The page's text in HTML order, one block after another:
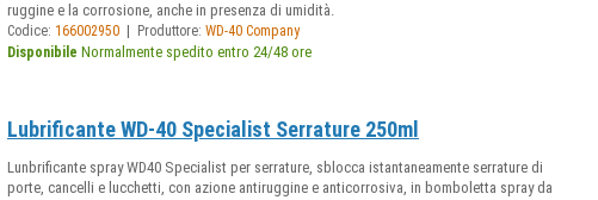
ruggine e la corrosione, anche in presenza di umidità.
Codice: 166002950 | Produttore:WD-40 Company
Disponibile Normalmente spedito entro 24/48 ore
Lubrificante WD-40 Specialist Serrature 250ml
Lunbrificante spray WD40 Specialist per serrature, sblocca istantaneamente serrature di
porte, cancelli e lucchetti, con azione antiruggine e anticorrosiva, in bomboletta spray da